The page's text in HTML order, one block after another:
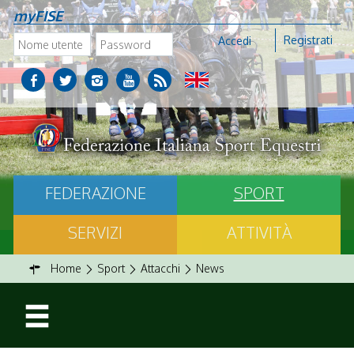
myFISE
Accedi Registrati
FEDERAZIONE
SPORT
SERVIZI
ATTIVITÀ
Home Sport Attacchi News